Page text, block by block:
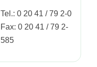
Tel.: 0 20 41 / 79 2-0
Fax: 0 20 41 / 79 2-
585